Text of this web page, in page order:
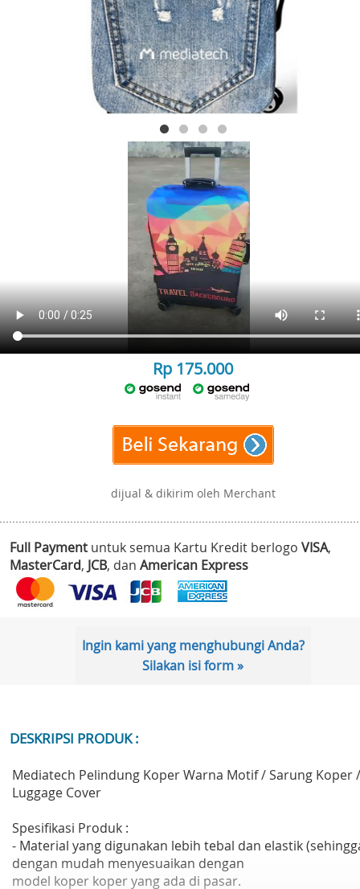
Rp 175.000
dijual & dikirim oleh Merchant
Full Payment untuk semua Kartu Kredit berlogo VISA,
MasterCard, JCB, dan American Express
Ingin kami yang menghubungi Anda?
Silakan isi form »
DESKRIPSI PRODUK :
Mediatech Pelindung Koper Warna Motif / Sarung Koper /
Luggage Cover
Spesifikasi Produk :
- Material yang digunakan lebih tebal dan elastik
dengan mudah menyesuaikan dengan
model koper koper yang ada di pasar.